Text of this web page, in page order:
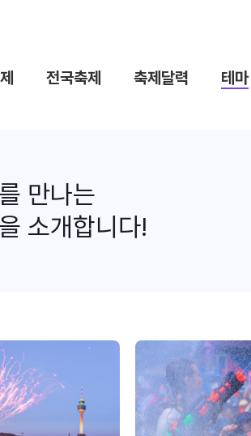
전국축제 축제달력 테마
를 만나는
을 소개합니다!